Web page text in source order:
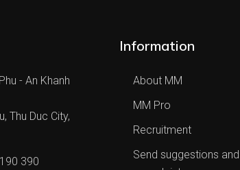
- An Khanh
Thu Duc City,
390
Information
About MM
MM Pro
Recruitment
Send suggestions and